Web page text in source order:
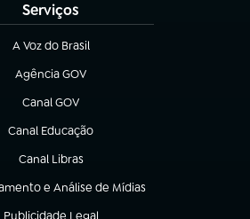
Serviços
A Voz do Brasil
(abre em nova aba)
Agência GOV
(abre em nova aba)
Canal GOV
(abre em nova aba)
Canal Educação
(abre em nova aba)
Canal Libras
(abre em nova aba)
e Análise de Mídias
nova aba)